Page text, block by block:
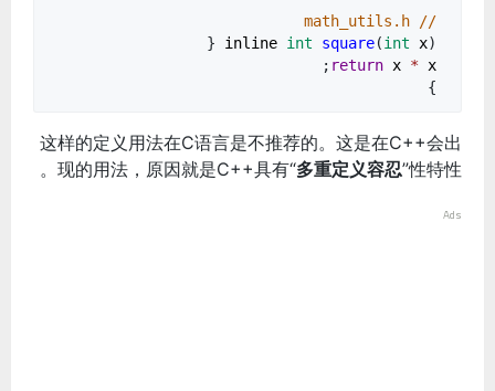
// math_utils.h
inline int square(int x) {
return x * x
;
}
这样的定义用法在C语言是不推荐的。这是在C++会出
现的用法，原因就是C++具有“多重定义容忍”性特性。
Ads